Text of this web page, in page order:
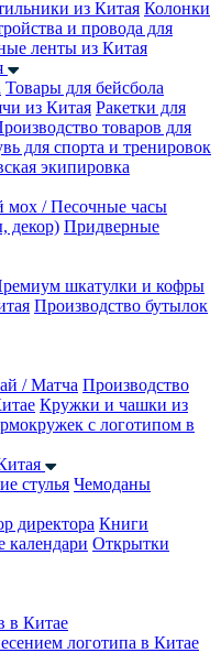
из Китая Колонки
и провода для
ленты из Китая
Товары для бейсбола
из Китая Ракетки для
товаров для
для спорта и тренировок
экипировка
мох / Песочные часы
декор) Придверные
шкатулки и кофры
Производство бутылок
/ Матча Производство
Кружки и чашки из
с логотипом в
стулья Чемоданы
директора Книги
календари Открытки
в Китае
логотипа в Китае